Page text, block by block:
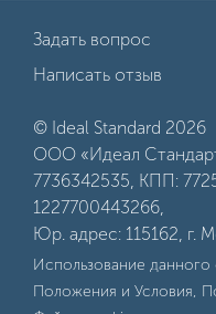
Задать вопрос
Написать отзыв
© Ideal Standard 2026
ООО «Идеал
7736342535, КПП:
1227700443266,
Юр. адрес: 115162, г.
Использование
Положения и Условия,